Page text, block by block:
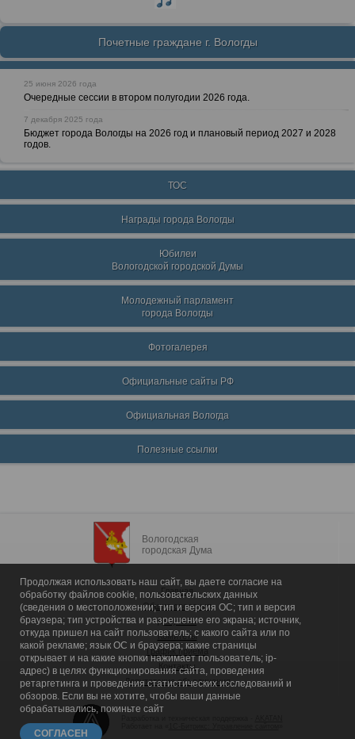
Почетные граждане г. Вологды
25 июня 2026 года
Очередные сессии в втором полугодии 2026 года.
7 декабря 2025 года
Бюджет города Вологды на 2026 год и плановый период 2027 и 2028
годов.
ТОС
Награды города Вологды
Юбилеи
Вологодской городской Думы
Молодежный парламент
города Вологды
Фотогалерея
Официальные сайты РФ
Официальная Вологда
Полезные ссылки
Вологодская
городская Дума
Главная
Общие сведения
Депутаты
Комитеты
График приема
Контакты
Депутатские объединения
Продолжая использовать наш сайт, вы даете согласие на
обработку файлов cookie, пользовательских данных
(сведения о местоположении; тип и версия ОС; тип и версия
браузера; тип устройства и разрешение его экрана; источник,
откуда пришел на сайт пользователь; с какого сайта или по
какой рекламе; язык ОС и браузера; какие страницы
открывает и на какие кнопки нажимает пользователь; ip-
адрес) в целях функционирования сайта, проведения
ретаргетинга и проведения статистических исследований и
обзоров. Если вы не хотите, чтобы ваши данные
обрабатывались, покиньте сайт
СОГЛАСЕН